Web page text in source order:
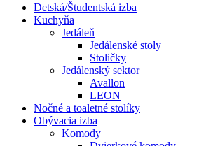
Detská/Študentská izba
Kuchyňa
Jedáleň
Jedálenské stoly
Stoličky
Jedálenský sektor
Avallon
LEON
Nočné a toaletné stolíky
Obývacia izba
Komody